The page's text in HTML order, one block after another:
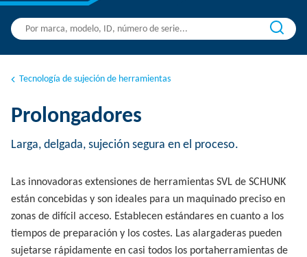
Tecnología de sujeción de herramientas
Prolongadores
Larga, delgada, sujeción segura en el proceso.
Las innovadoras extensiones de herramientas SVL de SCHUNK
están concebidas y son ideales para un maquinado preciso en
zonas de difícil acceso. Establecen estándares en cuanto a los
tiempos de preparación y los costes. Las alargaderas pueden
sujetarse rápidamente en casi todos los portaherramientas de